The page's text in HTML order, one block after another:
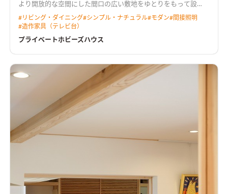
より開放的な空間にした 間口の広い敷地をゆとりをもって設
線とした。 LDKからは中庭が望め、植栽が四季の移ろいを感じ
させてくれる。 2階にご夫婦で使えるホビールームを設置し、コ
ロナ禍でのお家時間の充実や、リモートワークなど多岐に渡り
用途がある。 トーンを落とした飽きのこないインテリアと造作
を演出しました。 カーテンボックスを造作し、カーテンレール
を隠すことによって、生活感を感じさせない工夫も施していま
プライベートなホビールームオンラインゲームやリモートワ
ークに集中できるよう、あえて個室化したプライベートなホビ
ールーム。 たくさんもっている漫画本を収納できる大容量の本
棚を造作しました
#リビング・ダイニング#シンプル・ナチュラル#モダン#間接照明
#造作家具（テレビ台）
プライベートホビーズハウス